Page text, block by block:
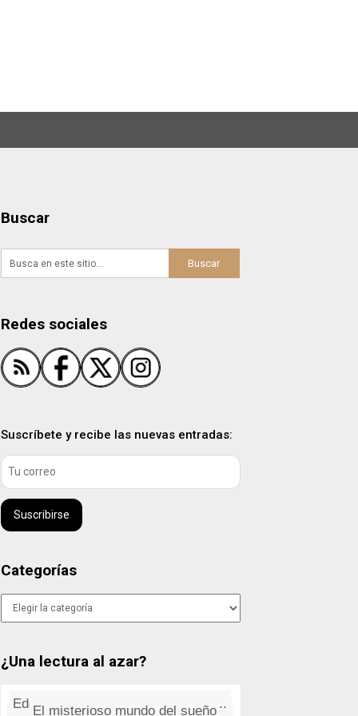
Buscar
Redes sociales
Suscríbete y recibe las nuevas entradas:
Suscribirse
Categorías
Categorías
¿Una lectura al azar?
Literatura y plagios
Joy Division: Digital
El misterioso mundo del sueño